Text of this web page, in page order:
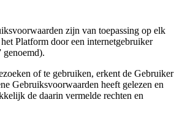
zijn van toepassing op elk
Platform door een internetgebruiker
genoemd).
of te gebruiken, erkent de Gebruiker
Gebruiksvoorwaarden heeft gelezen en
de daarin vermelde rechten en